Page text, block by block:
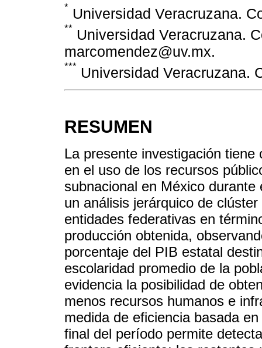
* Universidad Veracruzana.
** Universidad Veracruzana.
marcomendez@uv.mx.
*** Universidad Veracruzana.
RESUMEN
La presente investigación
en el uso de los recursos
subnacional en México
un análisis jerárquico de
entidades federativas en
producción obtenida,
porcentaje del PIB estatal
escolaridad promedio de la
evidencia la posibilidad de
menos recursos humanos e
medida de eficiencia basada
final del período permite